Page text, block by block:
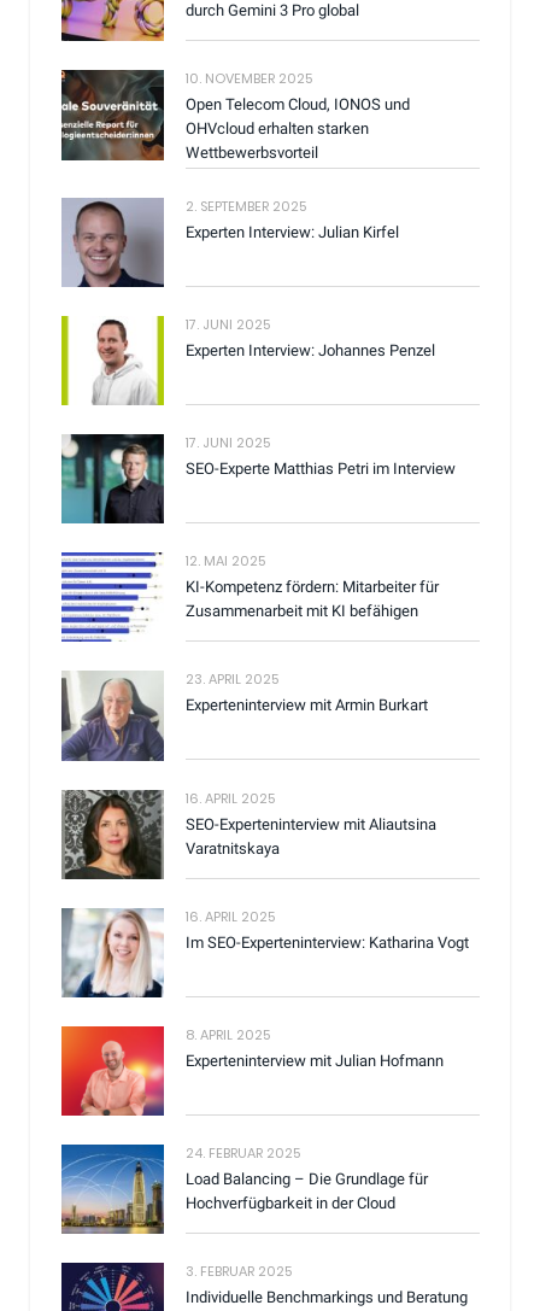
durch Gemini 3 Pro global
10. NOVEMBER 2025
Open Telecom Cloud, IONOS und
OHVcloud erhalten starken
Wettbewerbsvorteil
2. SEPTEMBER 2025
Experten Interview: Julian Kirfel
17. JUNI 2025
Experten Interview: Johannes Penzel
17. JUNI 2025
SEO-Experte Matthias Petri im Interview
12. MAI 2025
KI-Kompetenz fördern: Mitarbeiter für
Zusammenarbeit mit KI befähigen
23. APRIL 2025
Experteninterview mit Armin Burkart
16. APRIL 2025
SEO-Experteninterview mit Aliautsina
Varatnitskaya
16. APRIL 2025
Im SEO-Experteninterview: Katharina Vogt
8. APRIL 2025
Experteninterview mit Julian Hofmann
24. FEBRUAR 2025
Load Balancing – Die Grundlage für
Hochverfügbarkeit in der Cloud
3. FEBRUAR 2025
Individuelle Benchmarkings und Beratung